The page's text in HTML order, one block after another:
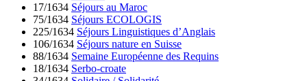
17/1634 Séjours au Maroc
75/1634 Séjours ECOLOGIS
225/1634 Séjours Linguistiques d’Anglais
106/1634 Séjours nature en Suisse
88/1634 Semaine Européenne des Requins
18/1634 Serbo-croate